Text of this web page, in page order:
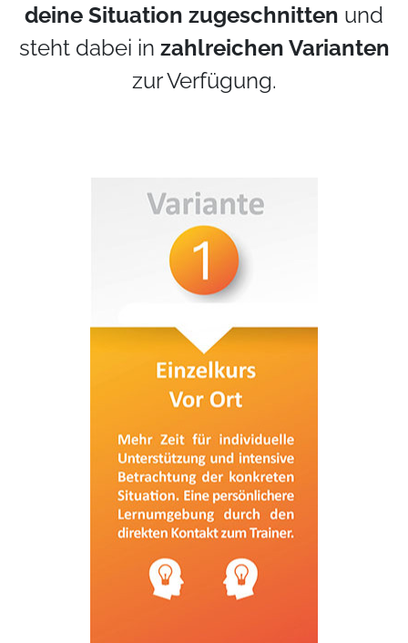
deine Situation zugeschnitten und
steht dabei in zahlreichen Varianten
zur Verfügung.